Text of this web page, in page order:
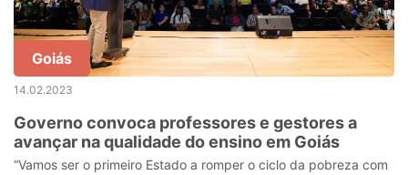
Goiás
14.02.2023
Governo convoca professores e gestores a
avançar na qualidade do ensino em Goiás
“Vamos ser o primeiro Estado a romper o ciclo da pobreza com